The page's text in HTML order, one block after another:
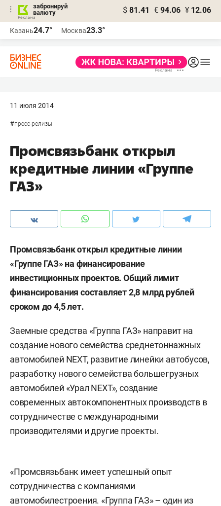
забронируй
валюту
$ 81.41 € 94.06 ¥ 12.06
Казань24.7° Москва23.3°
11 июля 2014
#пресс-релизы
Промсвязьбанк открыл
кредитные линии «Группе
ГАЗ»
Промсвязьбанк открыл кредитные линии
«Группе ГАЗ» на финансирование
инвестиционных проектов. Общий лимит
финансирования составляет 2,8 млрд рублей
сроком до 4,5 лет.
Заемные средства «Группа ГАЗ» направит на
создание нового семейства среднетоннажных
автомобилей NEXT, развитие линейки автобусов,
разработку нового семейства большегрузных
автомобилей «Урал NEXT», создание
современных автокомпонентных производств в
сотрудничестве с международными
производителями и другие проекты.
«Промсвязьбанк имеет успешный опыт
сотрудничества с компаниями
автомобилестроения. «Группа ГАЗ» – один из